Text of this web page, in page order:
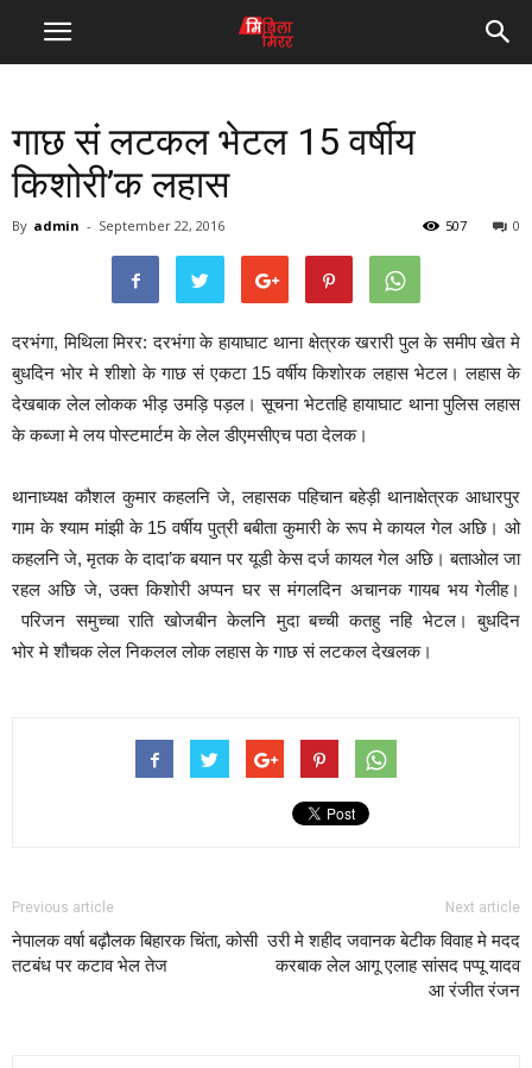
गाछ सं लटकल भेटल 15 वर्षीय
किशोरी’क लहास
By admin - September 22, 2016 0
507
दरभंगा, मिथिला मिरर: दरभंगा के हायाघाट थाना क्षेत्रक खरारी पुल के समीप खेत मे
बुधदिन भोर मे शीशो के गाछ सं एकटा 15 वर्षीय किशोरक लहास भेटल। लहास के
देखबाक लेल लोकक भीड़ उमड़ि पड़ल। सूचना भेटतहि हायाघाट थाना पुलिस लहास
के कब्जा मे लय पोस्टमार्टम के लेल डीएमसीएच पठा देलक।
थानाध्यक्ष कौशल कुमार कहलनि जे, लहासक पहिचान बहेड़ी थानाक्षेत्रक आधारपुर
गाम के श्याम मांझी के 15 वर्षीय पुत्री बबीता कुमारी के रूप मे कायल गेल अछि। ओ
कहलनि जे, मृतक के दादा’क बयान पर यूडी केस दर्ज कायल गेल अछि। बताओल जा
रहल अछि जे, उक्त किशोरी अप्पन घर स मंगलदिन अचानक गायब भय गेलीह।
परिजन समुच्चा राति खोजबीन केलनि मुदा बच्ची कतहु नहि भेटल। बुधदिन
भोर मे शौचक लेल निकलल लोक लहास के गाछ सं लटकल देखलक।
Previous article
नेपालक वर्षा बढ़ौलक बिहारक चिंता, कोसी
तटबंध पर कटाव भेल तेज
Next article
उरी मे शहीद जवानक बेटीक विवाह मे मदद
करबाक लेल आगू एलाह सांसद पप्पू यादव
आ रंजीत रंजन